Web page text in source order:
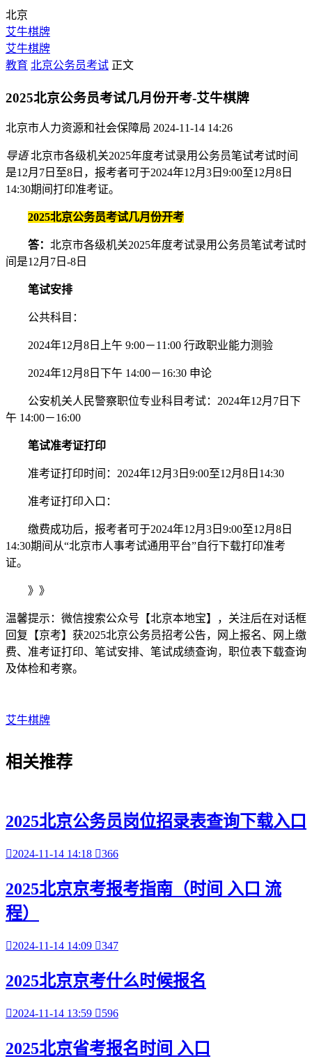
北京
艾牛棋牌
艾牛棋牌
教育 北京公务员考试 正文
2025北京公务员考试几月份开考-艾牛棋牌
北京市人力资源和社会保障局 2024-11-14 14:26
导语北京市各级机关2025年度考试录用公务员笔试考试时间
是12月7日至8日，报考者可于2024年12月3日9:00至12月8日
14:30期间打印准考证。
2025北京公务员考试几月份开考
答： 北京市各级机关2025年度考试录用公务员笔试考试时
间是12月7日-8日
笔试安排
公共科目：
2024年12月8日上午 9:00－11:00 行政职业能力测验
2024年12月8日下午 14:00－16:30 申论
公安机关人民警察职位专业科目考试：2024年12月7日下
午 14:00－16:00
笔试准考证打印
准考证打印时间：2024年12月3日9:00至12月8日14:30
准考证打印入口：
缴费成功后，报考者可于2024年12月3日9:00至12月8日
14:30期间从“北京市人事考试通用平台”自行下载打印准考
证。
》》
温馨提示：微信搜索公众号【北京本地宝】，关注后在对话框
回复【京考】获2025北京公务员招考公告，网上报名、网上缴
费、准考证打印、笔试安排、笔试成绩查询， 职位表下载查询
及体检和考察。
艾牛棋牌
相关推荐
2025北京公务员岗位招录表查询下载入口
2024-11-14 14:18 366
2025北京京考报考指南（时间 入口 流
程）
2024-11-14 14:09 347
2025北京京考什么时候报名
2024-11-14 13:59 596
2025北京省考报名时间 入口